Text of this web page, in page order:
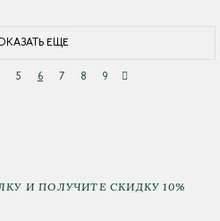
ЕЩЕ
5 6 7 8 9
И ПОЛУЧИТЕ СКИДКУ 10%